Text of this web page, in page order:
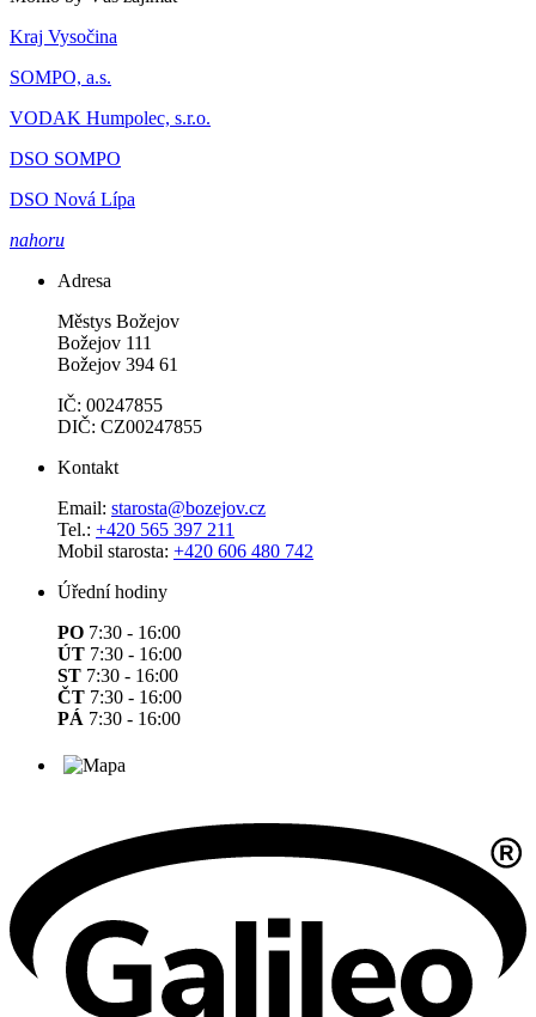
Kraj Vysočina
SOMPO, a.s.
VODAK Humpolec, s.r.o.
DSO SOMPO
DSO Nová Lípa
nahoru
Adresa
Městys Božejov
Božejov 111
Božejov 394 61
IČ: 00247855
DIČ: CZ00247855
Kontakt
Email: starosta@bozejov.cz
Tel.: +420 565 397 211
Mobil starosta: +420 606 480 742
Úřední hodiny
PO 7:30 - 16:00
ÚT 7:30 - 16:00
ST 7:30 - 16:00
ČT 7:30 - 16:00
PÁ 7:30 - 16:00